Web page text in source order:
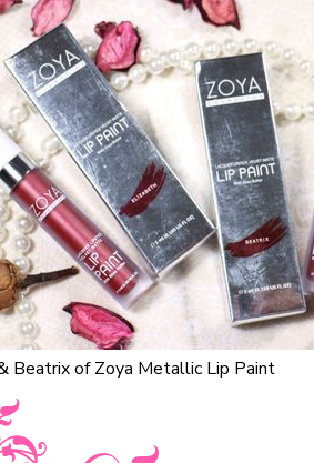
Beatrix of Zoya Metallic Lip Paint